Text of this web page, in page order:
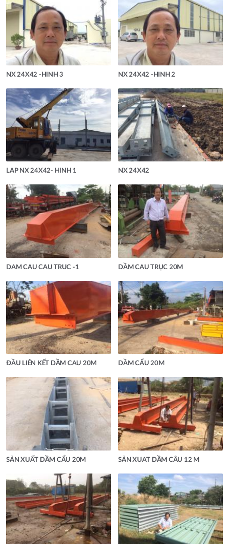
NX 24X42 -HINH 3 NX 24X42 -HINH 2
LAP NX 24X42- HINH 1 NX 24X42
DAM CAU CAU TRUC -1 DẦM CAU TRỤC 20M
ĐẦU LIÊN KẾT DẦM CAU 20M DẦM CẨU 20M
SẢN XUẤT DẦM CẨU 20M SẢN XUAT DẦM CÂU 12 M